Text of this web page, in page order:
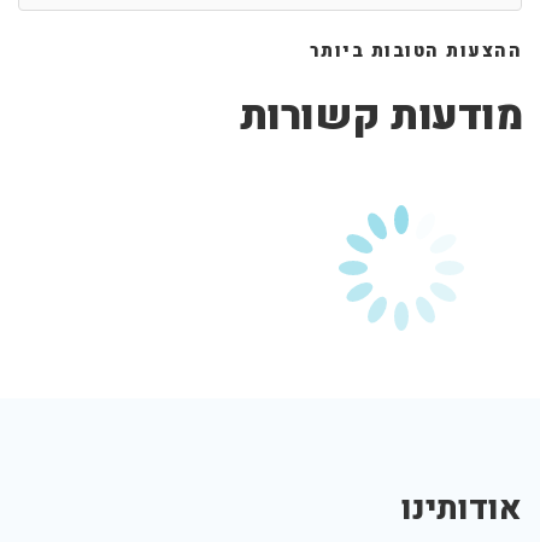
ההצעות הטובות ביותר
מודעות קשורות
אודותינו